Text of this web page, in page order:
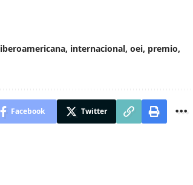
iberoamericana, internacional, oei, premio,
Facebook Twitter